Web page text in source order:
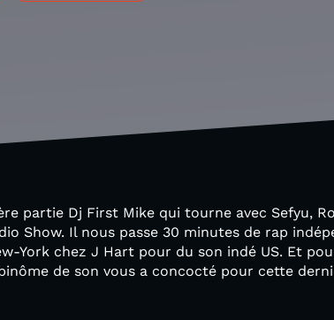
partie Dj First Mike qui tourne avec Sefyu,
Show. Il nous passe 30 minutes de rap
York chez J Hart pour du son indé US. Et
de son vous a concocté pour cette